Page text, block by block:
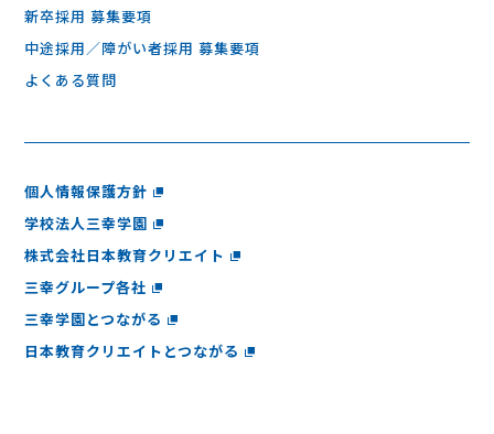
新卒採用 募集要項
中途採用／障がい者採用 募集要項
よくある質問
個人情報保護方針
学校法人三幸学園
株式会社日本教育クリエイト
三幸グループ各社
三幸学園とつながる
日本教育クリエイトとつながる